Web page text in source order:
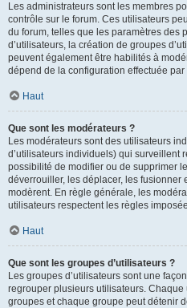
Les administrateurs sont les membres
contrôle sur le forum. Ces utilisateurs
du forum, telles que les paramètres des
d’utilisateurs, la création de groupes
peuvent également être habilités à
dépend de la configuration effectuée
Haut
Que sont les modérateurs ?
Les modérateurs sont des utilisateurs
d’utilisateurs individuels) qui surveillent
possibilité de modifier ou de supprimer
déverrouiller, les déplacer, les fusionner
modèrent. En règle générale, les
utilisateurs respectent les règles
Haut
Que sont les groupes d’utilisateurs ?
Les groupes d’utilisateurs sont une
regrouper plusieurs utilisateurs.
groupes et chaque groupe peut détenir